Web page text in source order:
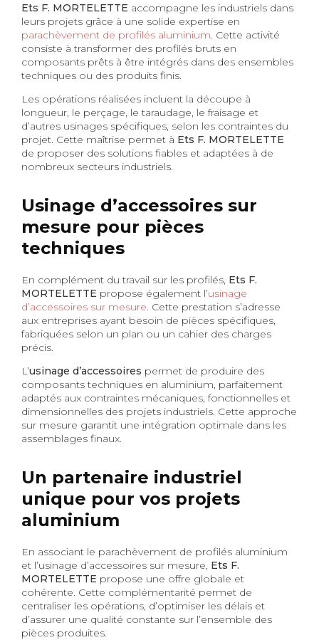
Ets F. MORTELETTE accompagne les industriels dans
leurs projets grâce à une solide expertise en
parachèvement de profilés aluminium. Cette activité
consiste à transformer des profilés bruts en
composants prêts à être intégrés dans des ensembles
techniques ou des produits finis.
Les opérations réalisées incluent la découpe à
longueur, le perçage, le taraudage, le fraisage et
d’autres usinages spécifiques, selon les contraintes du
projet. Cette maîtrise permet à Ets F. MORTELETTE
de proposer des solutions fiables et adaptées à de
nombreux secteurs industriels.
Usinage d’accessoires sur
mesure pour pièces
techniques
En complément du travail sur les profilés, Ets F.
MORTELETTE propose également l’usinage
d’accessoires sur mesure. Cette prestation s’adresse
aux entreprises ayant besoin de pièces spécifiques,
fabriquées selon un plan ou un cahier des charges
précis.
L’usinage d’accessoires permet de produire des
composants techniques en aluminium, parfaitement
adaptés aux contraintes mécaniques, fonctionnelles et
dimensionnelles des projets industriels. Cette approche
sur mesure garantit une intégration optimale dans les
assemblages finaux.
Un partenaire industriel
unique pour vos projets
aluminium
En associant le parachèvement de profilés aluminium
et l’usinage d’accessoires sur mesure, Ets F.
MORTELETTE propose une offre globale et
cohérente. Cette complémentarité permet de
centraliser les opérations, d’optimiser les délais et
d’assurer une qualité constante sur l’ensemble des
pièces produites.